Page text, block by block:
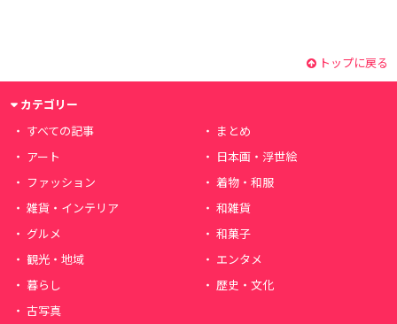
トップに戻る
カテゴリー
すべての記事
まとめ
アート
日本画・浮世絵
ファッション
着物・和服
雑貨・インテリア
和雑貨
グルメ
和菓子
観光・地域
エンタメ
暮らし
歴史・文化
古写真